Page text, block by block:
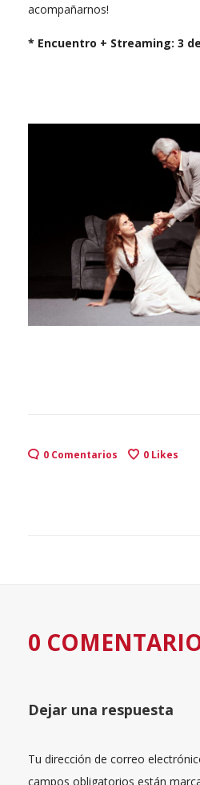
acompañarnos!
* Encuentro + Streaming: 3
0 Comentarios 0 Likes
0
Dejar una respuesta
Tu dirección de correo
campos obligatorios están